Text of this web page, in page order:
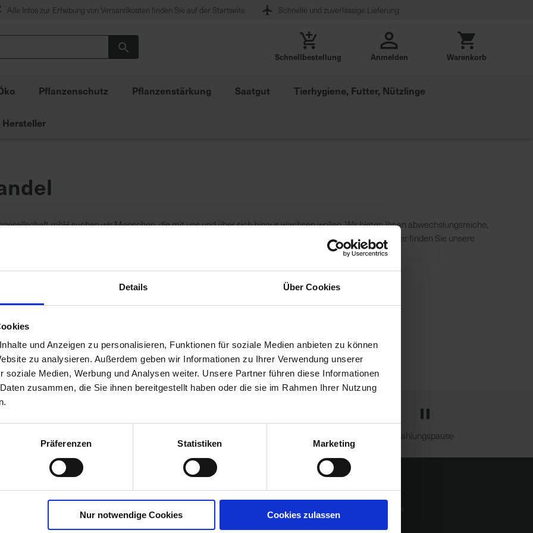
Details Über Cookies
und Anzeigen zu personalisieren, Funktionen für soziale Medien anbieten zu können
zu analysieren. Außerdem geben wir Informationen zu Ihrer Verwendung unserer
soziale Medien, Werbung und Analysen weiter. Unsere Partner führen diese Informationen
zusammen, die Sie ihnen bereitgestellt haben oder die sie im Rahmen Ihrer Nutzung
Präferenzen Statistiken Marketing
Nur notwendige Cookies Cookies zulassen
Alle Infos zur Erhebung von Versandkosten finden Sie auf der Startseite Schnelle und zuverlässige Lieferung
Schnellbestellung Anmelden Warenkorb
Pflanzenschutz Pflanzenstärkung Saatgut Tierhygiene, Futter, Nützlinge
Hersteller
mbH suchen wir Menschen, die mit uns und über sich hinaus wachsen wollen. Wir bieten Ihnen abwechslungsreiche,
und sich neuen Herausforderungen stellen. Werden Sie Teil unseres jungen und motivierten Teams! Hier finden Sie unsere
Zahlungspause
Zahlung und Lieferung
Käuferinformation zu Pflanzenschutzmitteln